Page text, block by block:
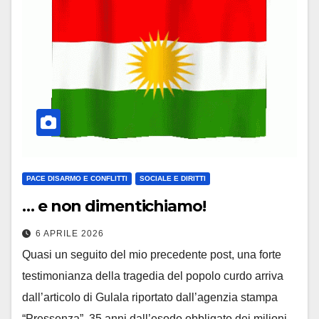
PACE DISARMO E CONFLITTI SOCIALE E DIRITTI
… e non dimentichiamo!
6 APRILE 2026
Quasi un seguito del mio precedente post, una forte
testimonianza della tragedia del popolo curdo arriva
dall’articolo di Gulala riportato dall’agenzia stampa